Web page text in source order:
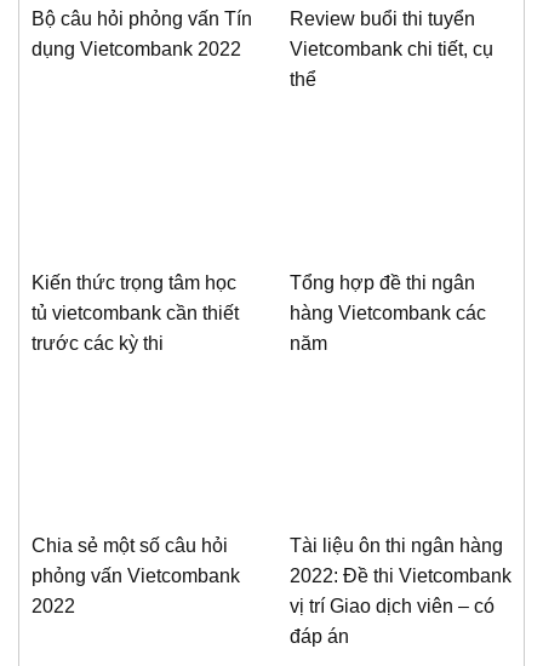
Bộ câu hỏi phỏng vấn Tín
dụng Vietcombank 2022
Review buổi thi tuyển
Vietcombank chi tiết, cụ
thể
Kiến thức trọng tâm học
tủ vietcombank cần thiết
trước các kỳ thi
Tổng hợp đề thi ngân
hàng Vietcombank các
năm
Chia sẻ một số câu hỏi
phỏng vấn Vietcombank
2022
Tài liệu ôn thi ngân hàng
2022: Đề thi Vietcombank
vị trí Giao dịch viên – có
đáp án